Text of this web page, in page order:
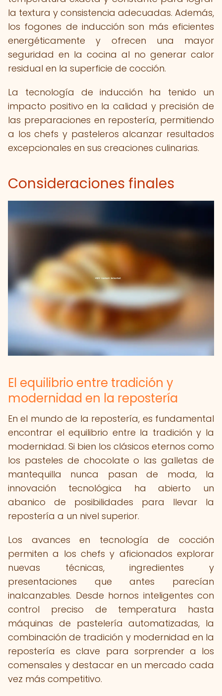
la textura y consistencia adecuadas. Además,
los fogones de inducción son más eficientes
energéticamente y ofrecen una mayor
seguridad en la cocina al no generar calor
residual en la superficie de cocción.
La tecnología de inducción ha tenido un
impacto positivo en la calidad y precisión de
las preparaciones en repostería, permitiendo
a los chefs y pasteleros alcanzar resultados
excepcionales en sus creaciones culinarias.
Consideraciones finales
El equilibrio entre tradición y
modernidad en la repostería
En el mundo de la repostería, es fundamental
encontrar el equilibrio entre la tradición y la
modernidad. Si bien los clásicos eternos como
los pasteles de chocolate o las galletas de
mantequilla nunca pasan de moda, la
innovación tecnológica ha abierto un
abanico de posibilidades para llevar la
repostería a un nivel superior.
Los avances en tecnología de cocción
permiten a los chefs y aficionados explorar
nuevas técnicas, ingredientes y
presentaciones que antes parecían
inalcanzables. Desde hornos inteligentes con
control preciso de temperatura hasta
máquinas de pastelería automatizadas, la
combinación de tradición y modernidad en la
repostería es clave para sorprender a los
comensales y destacar en un mercado cada
vez más competitivo.